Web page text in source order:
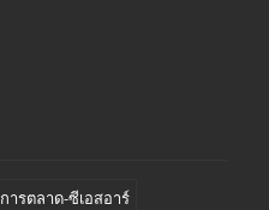
การตลาด-ซีเอสอาร์